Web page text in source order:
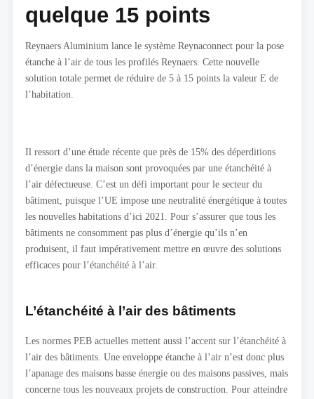
quelque 15 points
Reynaers Aluminium lance le système Reynaconnect pour la pose
étanche à l’air de tous les profilés Reynaers. Cette nouvelle
solution totale permet de réduire de 5 à 15 points la valeur E de
l’habitation.
Il ressort d’une étude récente que près de 15% des déperditions
d’énergie dans la maison sont provoquées par une étanchéité à
l’air défectueuse. C’est un défi important pour le secteur du
bâtiment, puisque l’UE impose une neutralité énergétique à toutes
les nouvelles habitations d’ici 2021. Pour s’assurer que tous les
bâtiments ne consomment pas plus d’énergie qu’ils n’en
produisent, il faut impérativement mettre en œuvre des solutions
efficaces pour l’étanchéité à l’air.
L’étanchéité à l’air des bâtiments
Les normes PEB actuelles mettent aussi l’accent sur l’étanchéité à
l’air des bâtiments. Une enveloppe étanche à l’air n’est donc plus
l’apanage des maisons basse énergie ou des maisons passives, mais
concerne tous les nouveaux projets de construction. Pour atteindre